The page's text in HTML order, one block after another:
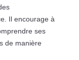
Il encourage à
ses
de manière